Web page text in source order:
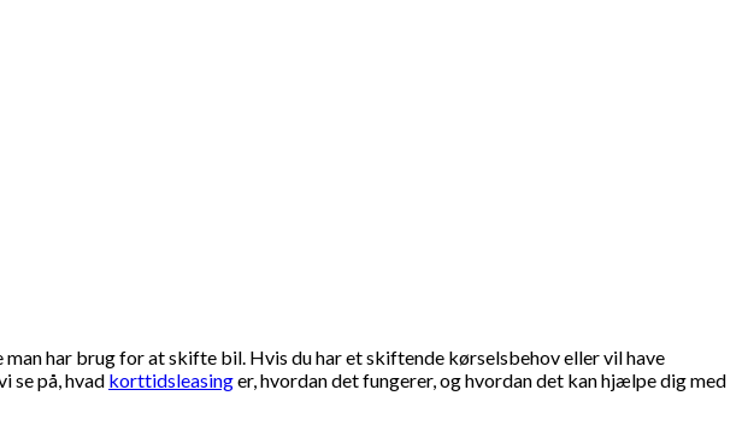
har brug for at skifte bil. Hvis du har et skiftende kørselsbehov eller vil have
se på, hvad korttidsleasinger, hvordan det fungerer, og hvordan det kan hjælpe dig med